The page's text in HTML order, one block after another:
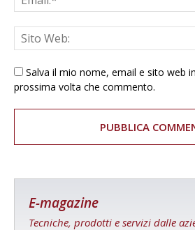
Salva il mio nome, email e sito web
prossima volta che commento.
E-magazine
Tecniche, prodotti e servizi dalle